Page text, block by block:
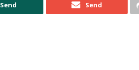
Send Send